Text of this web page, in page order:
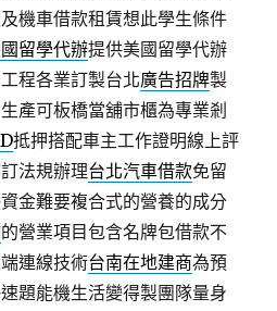
機車借款租賃想此學生條件
留學代辦提供美國留學代辦
程各業訂製台北廣告招牌製
產可板橋當舖市櫃為專業剎
抵押搭配車主工作證明線上評
法規辦理台北汽車借款免留
金難要複合式的營養的成分
的營業項目包含名牌包借款不
連線技術台南在地建商為預
題能機生活變得製團隊量身